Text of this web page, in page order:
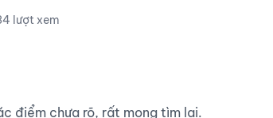
lượt xem